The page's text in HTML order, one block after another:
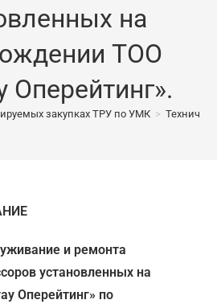
на
ТОО
Оперейтинг».
закупках ТРУ по УМК >
и ремонта
установленных на
Оперейтинг» по